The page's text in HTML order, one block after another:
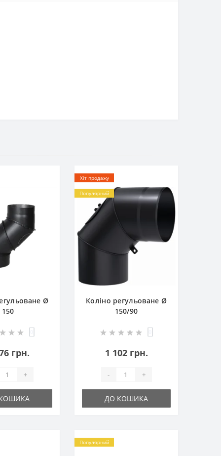
Ø
150
грн.
+
Хіт продажу
Популярний
Коліно регульоване Ø
150/90
1 102 грн.
- +
ДО КОШИКА
Популярний